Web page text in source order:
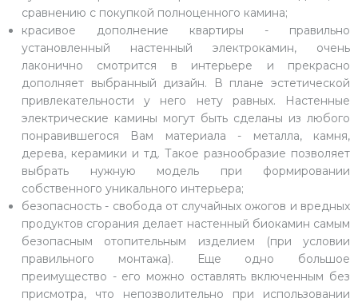
сравнению с покупкой полноценного камина;
красивое дополнение квартиры - правильно
установленный настенный электрокамин, очень
лаконично смотрится в интерьере и прекрасно
дополняет выбранный дизайн. В плане эстетической
привлекательности у него нету равных. Настенные
электрические камины могут быть сделаны из любого
понравившегося Вам материала - металла, камня,
дерева, керамики и тд. Такое разнообразие позволяет
выбрать нужную модель при формировании
собственного уникального интерьера;
безопасность - свобода от случайных ожогов и вредных
продуктов сгорания делает настенный биокамин самым
безопасным отопительным изделием (при условии
правильного монтажа). Еще одно большое
преимущество - его можно оставлять включенным без
присмотра, что непозволительно при использовании